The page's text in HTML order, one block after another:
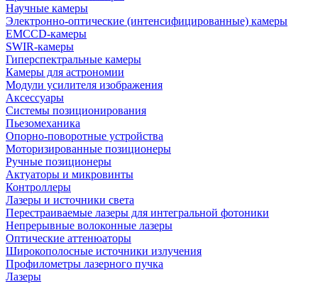
Научные камеры
Электронно-оптические (интенсифицированные) камеры
EMCCD-камеры
SWIR-камеры
Гиперспектральные камеры
Камеры для астрономии
Модули усилителя изображения
Аксессуары
Системы позиционирования
Пьезомеханика
Опорно-поворотные устройства
Моторизированные позиционеры
Ручные позиционеры
Актуаторы и микровинты
Контроллеры
Лазеры и источники света
Перестраиваемые лазеры для интегральной фотоники
Непрерывные волоконные лазеры
Оптические аттенюаторы
Широкополосные источники излучения
Профилометры лазерного пучка
Лазеры